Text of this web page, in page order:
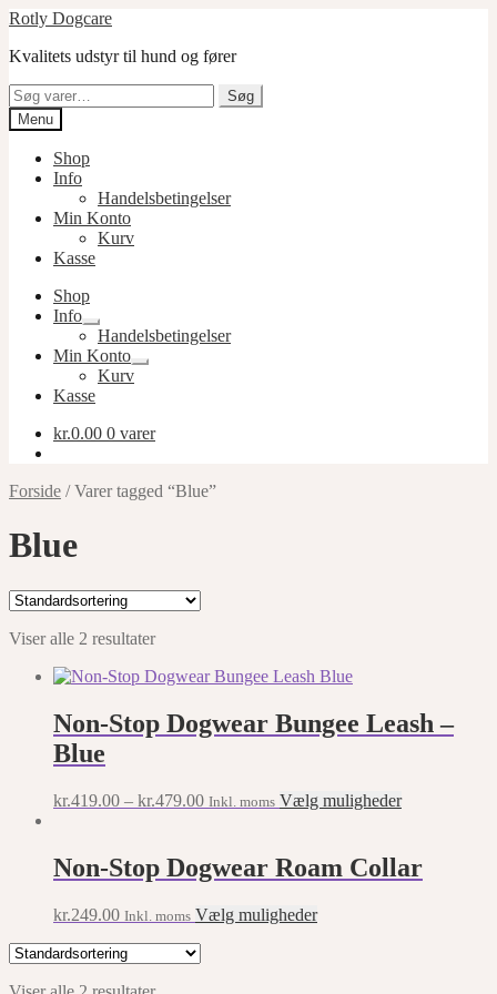
Spring
navigation
Spring
indhold
Rotly Dogcare
Kvalitets udstyr til hund og fører
Søg
efter:
Søg
Menu
Shop
Info
Handelsbetingelser
Min Konto
Kurv
Kasse
Shop
Info
Udfold
undermenu
Handelsbetingelser
Min Konto
Udfold
Kurv
Kasse
kr.0.00 0 varer
Forside /Varer tagged “Blue”
Blue
Viser alle 2 resultater
Non-Stop Dogwear Bungee Leash –
Blue
kr.419.00 – kr.479.00 Inkl. moms Vælg mulighederThis
variants.
Non-Stop Dogwear Roam Collar
kr.249.00 Inkl. moms Vælg mulighederThis